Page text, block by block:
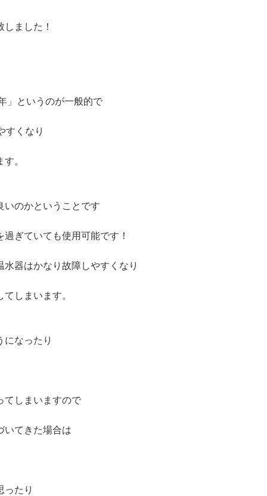
ました！
」というのが一般的で
すくなり
。
いのかということです
ぎていても使用可能です！
器はかなり故障しやすくなり
しまいます。
になったり
てしまいますので
いてきた場合は
ったり